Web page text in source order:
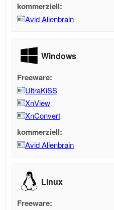
kommerziell:
Avid Alienbrain
Windows
Freeware:
UltraKiSS
XnView
XnConvert
kommerziell:
Avid Alienbrain
Linux
Freeware: